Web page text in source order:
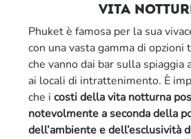
vita
Phuket è famosa per la sua
con una vasta gamma di opzioni
che vanno dai bar sulla spiaggia
ai locali di intrattenimento. È
che icosti della vita notturna
notevolmente a seconda della
dell’ambiente e dell’esclusività